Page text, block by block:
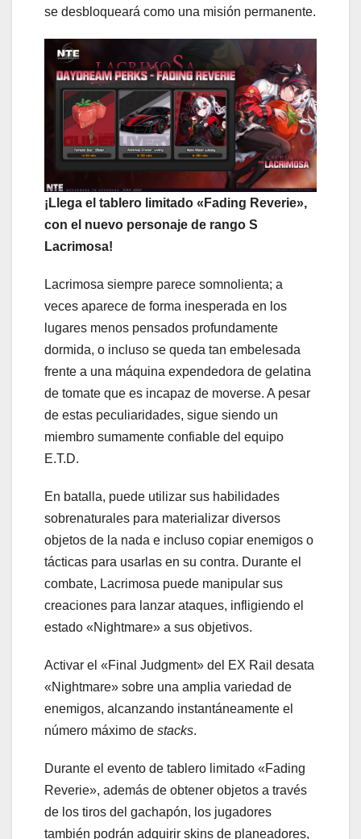
se desbloqueará como una misión permanente.
¡Llega el tablero limitado «Fading Reverie»,
con el nuevo personaje de rango S
Lacrimosa!
Lacrimosa siempre parece somnolienta; a
veces aparece de forma inesperada en los
lugares menos pensados profundamente
dormida, o incluso se queda tan embelesada
frente a una máquina expendedora de gelatina
de tomate que es incapaz de moverse. A pesar
de estas peculiaridades, sigue siendo un
miembro sumamente confiable del equipo
E.T.D.
En batalla, puede utilizar sus habilidades
sobrenaturales para materializar diversos
objetos de la nada e incluso copiar enemigos o
tácticas para usarlas en su contra. Durante el
combate, Lacrimosa puede manipular sus
creaciones para lanzar ataques, infligiendo el
estado «Nightmare» a sus objetivos.
Activar el «Final Judgment» del EX Rail desata
«Nightmare» sobre una amplia variedad de
enemigos, alcanzando instantáneamente el
número máximo de stacks.
Durante el evento de tablero limitado «Fading
Reverie», además de obtener objetos a través
de los tiros del gachapón, los jugadores
también podrán adquirir skins de planeadores,